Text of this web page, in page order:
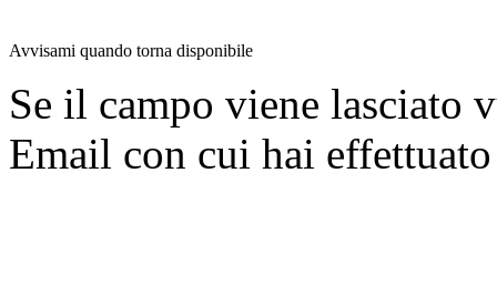
Avvisami quando torna disponibile
Se il campo viene lasciato
Email con cui hai